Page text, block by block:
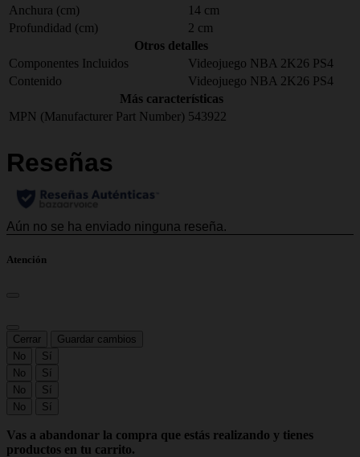
Anchura (cm)
14 cm
Profundidad (cm)
2 cm
Otros detalles
Componentes Incluidos
Videojuego NBA 2K26 PS4
Contenido
Videojuego NBA 2K26 PS4
Más características
MPN (Manufacturer Part Number) 543922
Atención
Cerrar
Guardar cambios
No
Sí
No
Sí
No
Sí
No
Sí
Vas a abandonar la compra que estás realizando y tienes
productos en tu carrito.